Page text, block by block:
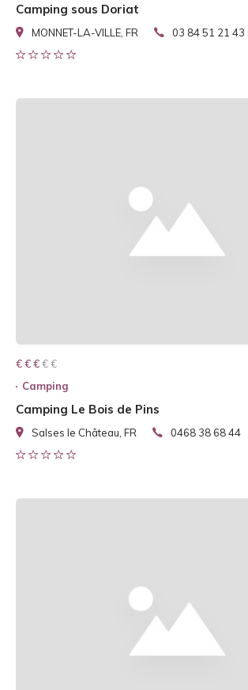
Camping sous Doriat
MONNET-LA-VILLE, FR 03 84 51 21 43
€ € € € €
€ € €
Camping
Camping Le Bois de Pins
Salses le Château, FR 0468 38 68 44